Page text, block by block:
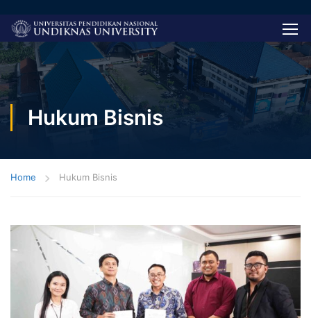
Hukum Bisnis
Home Hukum Bisnis